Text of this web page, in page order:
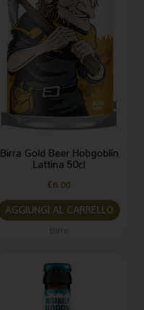
Birra Gold Beer Hobgoblin
Lattina 50cl
€6.00
AGGIUNGI AL CARRELLO